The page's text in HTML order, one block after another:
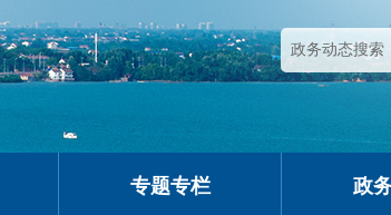
专题专栏 政